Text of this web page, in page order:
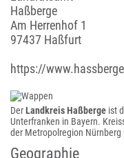
Haßberge
Am Herrenhof 1
97437 Haßfurt
https://
DerLandkreis Haßberge ist
Unterfranken in Bayern.
der Metropolregion
Geographie